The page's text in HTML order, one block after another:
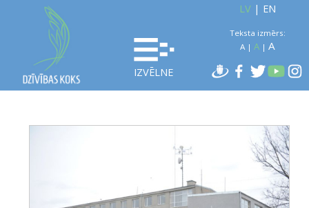
IZVĒLNE
LV| EN
Teksta izmērs:
A| A| A